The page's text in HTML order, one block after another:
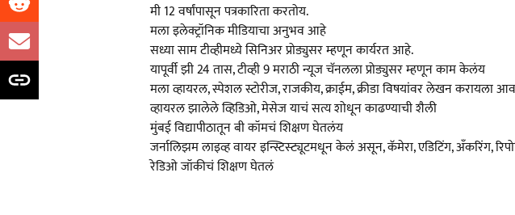
मी 12 वर्षांपासून पत्रकारिता करतोय.
मला इलेक्ट्रॉनिक मीडियाचा अनुभव आहे
सध्या साम टीव्हीमध्ये सिनिअर प्रोड्युसर म्हणून कार्यरत आहे.
यापूर्वी झी 24 तास, टीव्ही 9 मराठी न्यूज चॅनलला प्रोड्युसर म्हणून काम केलंय
मला व्हायरल, स्पेशल स्टोरीज, राजकीय, क्राईम, क्रीडा विषयांवर लेखन करायला
व्हायरल झालेले व्हिडिओ, मेसेज याचं सत्य शोधून काढण्याची शैली
मुंबई विद्यापीठातून बी कॉमचं शिक्षण घेतलंय
जर्नालिझम लाइव्ह वायर इन्स्टिस्ट्यूटमधून केलं असून, कॅमेरा, एडिटिंग, अँकरिंग,
रेडिओ जॉकीचं शिक्षण घेतलं